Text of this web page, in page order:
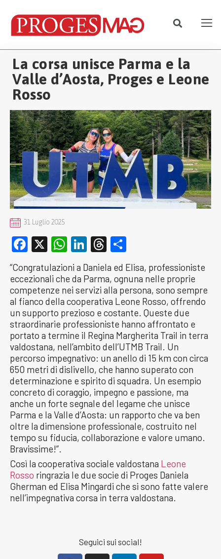
La corsa unisce Parma e la
Valle d’Aosta, Proges e Leone
Rosso
31 Luglio 2025
Facebook
X WhatsApp
LinkedIn
Threads
“Congratulazioni a Daniela ed Elisa, professioniste
eccezionali che da Parma, ognuna nelle proprie
competenze nei servizi alla persona, sono sempre
al fianco della cooperativa Leone Rosso, offrendo
un supporto prezioso e costante. Queste due
straordinarie professioniste hanno affrontato e
portato a termine il Regina Margherita Trail in terra
valdostana, nell’ambito dell’UTMB Trail. Un
percorso impegnativo: un anello di 15 km con circa
650 metri di dislivello, che hanno superato con
determinazione e spirito di squadra. Un esempio
concreto di coraggio, impegno e passione, ma
anche un forte segnale del legame che unisce
Parma e la Valle d’Aosta: un rapporto che va ben
oltre la dimensione professionale, costruito nel
tempo su fiducia, collaborazione e valore umano.
Bravissime!”.
Così la cooperativa sociale valdostana Leone
Rosso ringrazia le due socie di Proges Daniela
Gherman ed Elisa Mingardi che si sono fatte valere
nell’impegnativa corsa in terra valdostana.
Seguici sui social!